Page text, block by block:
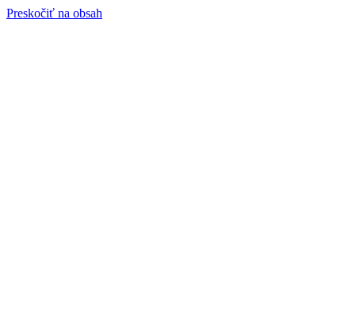
Preskočiť na obsah